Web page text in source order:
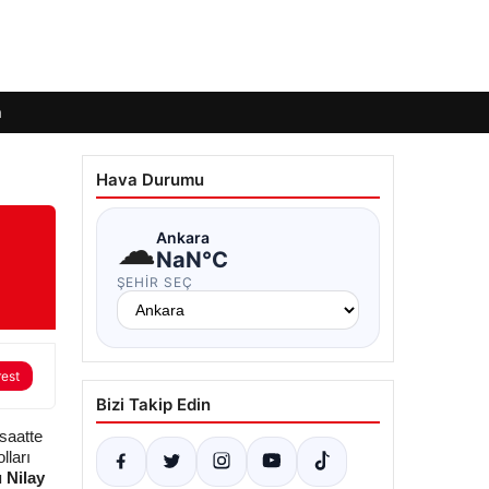
Nilay
Hava Durumu
☁Ankara
NaN°C
ŞEHIR SEÇ
Bizi Takip Edin